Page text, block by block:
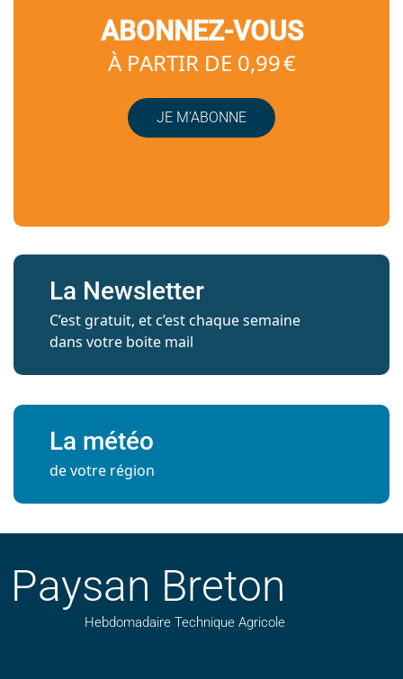
ABONNEZ-VOUS
À PARTIR DE 0,99 €
JE M’ABONNE
La Newsletter
C’est gratuit, et c’est chaque semaine
dans votre boite mail
La météo
de votre région
Paysan Breton
Hebdomadaire Technique Agricole